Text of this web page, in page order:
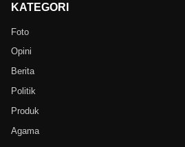
KATEGORI
Foto
Opini
Berita
Politik
Produk
Agama